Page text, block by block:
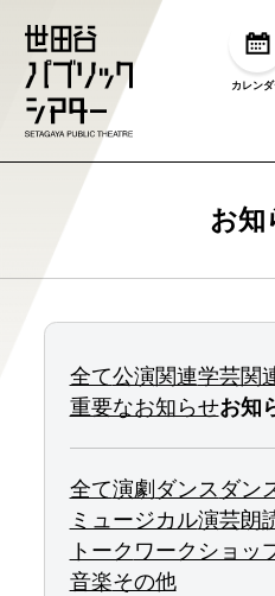
カレン
お知
全て公演関連学芸関
重要なお知らせお知
全て演劇 ダンス ダン
ミュージカル演芸朗
トーク ワークショッ
音楽その他